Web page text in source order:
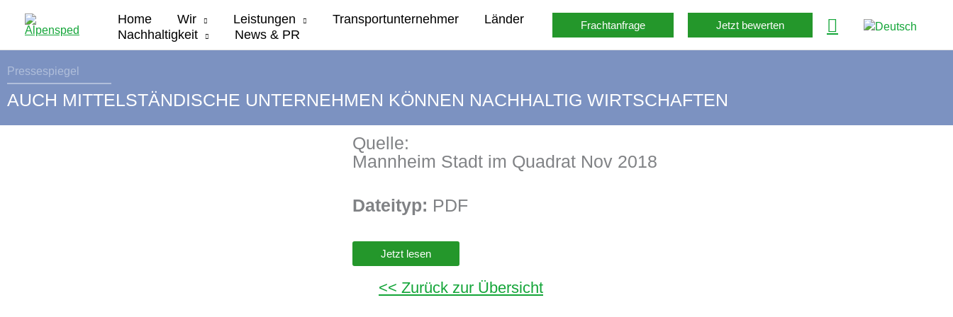
Inhalt
springen
Home Wir Leistungen Transportunternehmer
Länder
Nachhaltigkeit
News & PR
Frachtanfrage Jetzt bewerten
Pressespiegel
AUCH MITTELSTÄNDISCHE UNTERNEHMEN KÖNNEN NACHHALTIG WIRTSCHAFTEN
Quelle:
Mannheim Stadt im Quadrat Nov 2018
Dateityp: PDF
Jetzt lesen
<< Zurück zur Übersicht